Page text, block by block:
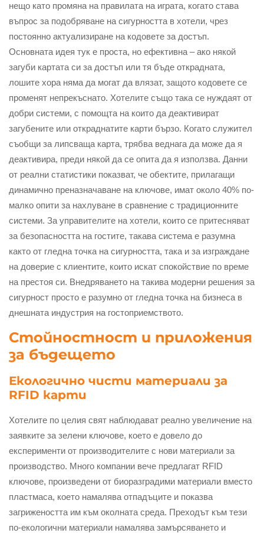
нещо като промяна на правилата на играта, когато става
въпрос за подобряване на сигурността в хотели, чрез
постоянно актуализиране на кодовете за достъп.
Основната идея тук е проста, но ефективна – ако някой
загуби картата си за достъп или тя бъде открадната,
лошите хора няма да могат да влязат, защото кодовете се
променят непрекъснато. Хотелите също така се нуждаят от
добри системи, с помощта на които да деактивират
загубените или откраднатите карти бързо. Когато служител
съобщи за липсваща карта, трябва веднага да може да я
деактивира, преди някой да се опита да я използва. Данни
от реални статистики показват, че обектите, прилагащи
динамично преназначаване на ключове, имат около 40% по-
малко опити за нахлуване в сравнение с традиционните
системи. За управителите на хотели, които се притесняват
за безопасността на гостите, такава система е разумна
както от гледна точка на сигурността, така и за изграждане
на доверие с клиентите, които искат спокойствие по време
на престоя си. Внедряването на такива модерни решения за
сигурност просто е разумно от гледна точка на бизнеса в
днешната индустрия на гостоприемството.
Стойностност и приложения
за бъдещето
Екологично чисти материали за
RFID карти
Хотелите по целия свят наблюдават реално увеличение на
заявките за зелени ключове, което е довело до
експерименти от производителите с нови материали за
производство. Много компании вече предлагат RFID
ключове, произведени от биоразградими материали вместо
пластмаса, което намалява отпадъците и показва
загрижеността им към околната среда. Преходът към тези
по-екологични материали намалява замърсяването и